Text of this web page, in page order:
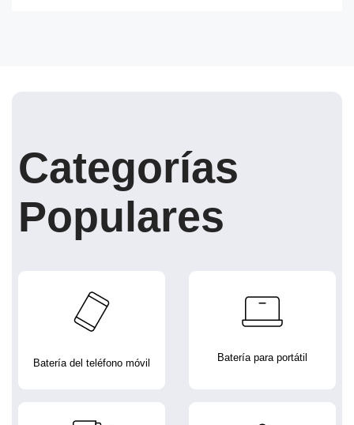
Categorías
Populares
Batería del teléfono móvil Batería para portátil